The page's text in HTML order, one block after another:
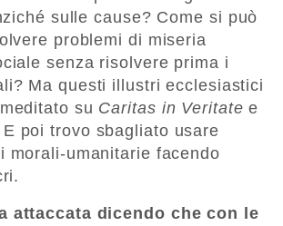
sulle cause? Come si può
problemi di miseria
senza risolvere prima i
Ma questi illustri ecclesiastici
su Caritas in Veritate e
E poi trovo sbagliato usare
morali-umanitarie facendo
attaccata dicendo che con le